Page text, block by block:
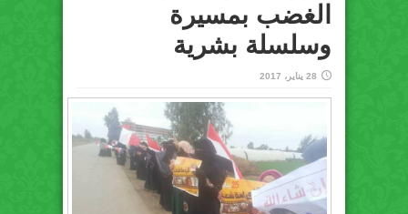
الغضب بمسيرة
وسلسلة بشرية
28 يناير، 2017